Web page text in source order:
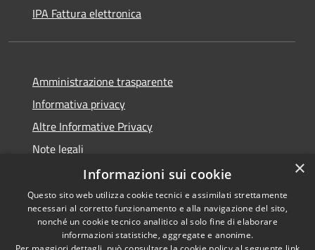
IPA Fattura elettronica
Amministrazione trasparente
Informativa privacy
Altre Informative Privacy
Note legali
Dichiarazione di accessibilità
RSS Copyright © 2026 • Comune di
×
Informazioni sui cookie
Questo sito web utilizza cookie tecnici e assimilati strettamente
necessari al corretto funzionamento e alla navigazione del sito,
nonché un cookie tecnico analitico al solo fine di elaborare
informazioni statistiche, aggregate e anonime.